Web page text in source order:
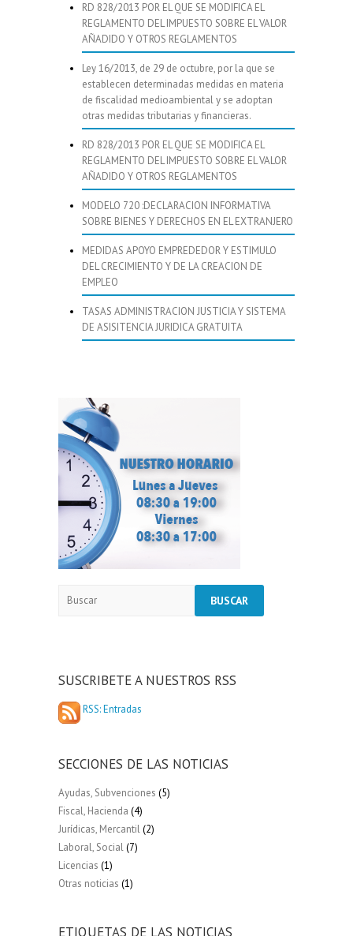
RD 828/2013 POR EL QUE SE MODIFICA EL
REGLAMENTO DEL IMPUESTO SOBRE EL VALOR
AÑADIDO Y OTROS REGLAMENTOS
Ley 16/2013, de 29 de octubre, por la que se
establecen determinadas medidas en materia
de fiscalidad medioambiental y se adoptan
otras medidas tributarias y financieras.
RD 828/2013 POR EL QUE SE MODIFICA EL
REGLAMENTO DEL IMPUESTO SOBRE EL VALOR
AÑADIDO Y OTROS REGLAMENTOS
MODELO 720 :DECLARACION INFORMATIVA
SOBRE BIENES Y DERECHOS EN EL EXTRANJERO
MEDIDAS APOYO EMPREDEDOR Y ESTIMULO
DEL CRECIMIENTO Y DE LA CREACION DE
EMPLEO
TASAS ADMINISTRACION JUSTICIA Y SISTEMA
DE ASISITENCIA JURIDICA GRATUITA
SUSCRIBETE A NUESTROS RSS
RSS: Entradas
SECCIONES DE LAS NOTICIAS
Ayudas, Subvenciones (5)
Fiscal, Hacienda (4)
Jurídicas, Mercantil(2)
Laboral, Social(7)
Licencias (1)
Otras noticias (1)
ETIQUETAS DE LAS NOTICIAS